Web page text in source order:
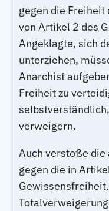
gegen die
von Artikel 2 des
Angeklagte, sich
unterziehen,
Anarchist
Freiheit zu
verweigern.
Auch verstoße
gegen die in